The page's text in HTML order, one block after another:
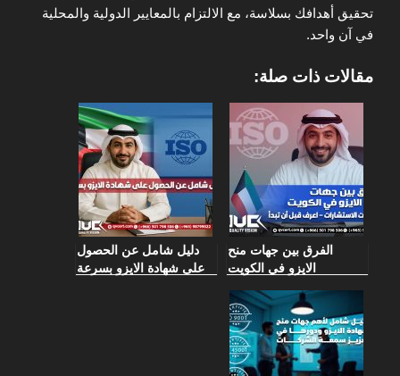
تحقيق أهدافك بسلاسة، مع الالتزام بالمعايير الدولية والمحلية
في آن واحد.
مقالات ذات صلة:
الفرق بين جهات منح
الايزو في الكويت
اعرف قبل أن تبدأ
دليل شامل عن الحصول
على شهادة الايزو بسرعة